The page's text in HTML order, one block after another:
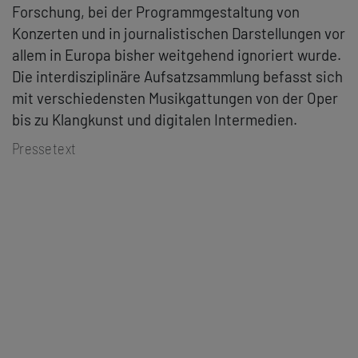
Forschung, bei der Programmgestaltung von
Konzerten und in journalistischen Darstellungen vor
allem in Europa bisher weitgehend ignoriert wurde.
Die interdisziplinäre Aufsatzsammlung befasst sich
mit verschiedensten Musikgattungen von der Oper
bis zu Klangkunst und digitalen Intermedien.
Pressetext